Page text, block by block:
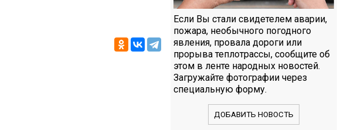
Если Вы стали свидетелем аварии,
пожара, необычного погодного
явления, провала дороги или
прорыва теплотрассы, сообщите об
этом в ленте народных новостей.
Загружайте фотографии через
специальную форму.
ДОБАВИТЬ НОВОСТЬ